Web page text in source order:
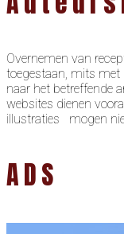
Overnemen van
toegestaan, mits met
naar het betreffende
websites dienen
illustraties mogen
ADS